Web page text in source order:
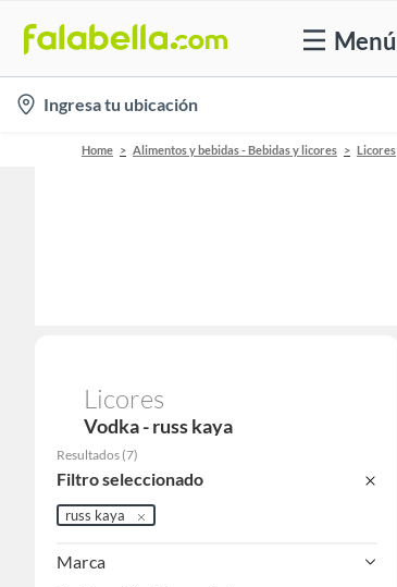
Menú
location-
icon
Ingresa tu ubicación
Home Alimentos y bebidas - Bebidas y licores Licores
Licores
Vodka - russ kaya
Resultados (7)
Filtro seleccionado
russ kaya
Marca